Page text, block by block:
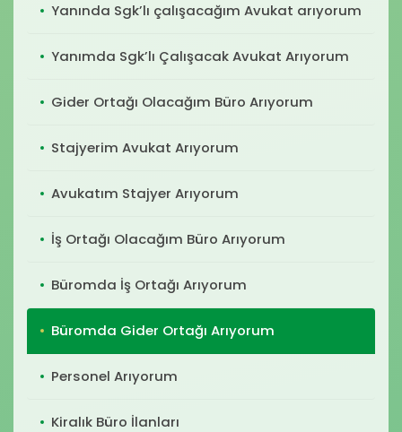
Yanında Sgk’lı çalışacağım Avukat arıyorum
Yanımda Sgk’lı Çalışacak Avukat Arıyorum
Gider Ortağı Olacağım Büro Arıyorum
Stajyerim Avukat Arıyorum
Avukatım Stajyer Arıyorum
İş Ortağı Olacağım Büro Arıyorum
Büromda İş Ortağı Arıyorum
Büromda Gider Ortağı Arıyorum
Personel Arıyorum
Kiralık Büro İlanları